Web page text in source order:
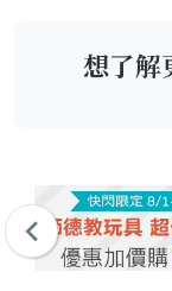
想了解